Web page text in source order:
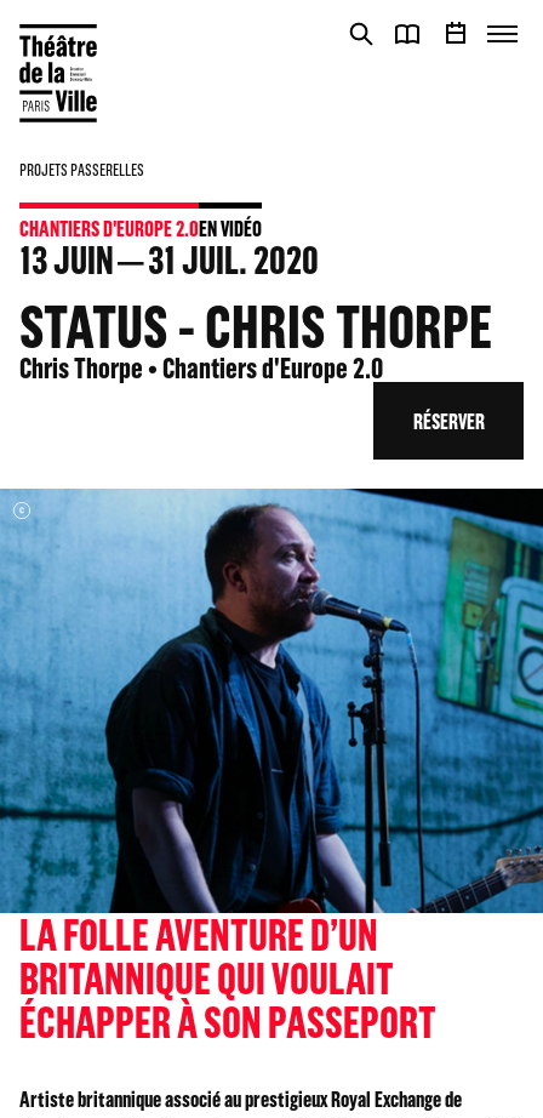
PROJETS PASSERELLES
CHANTIERS D'EUROPE 2.0EN VIDÉO
13JUIN 31JUIL. 2020
STATUS - CHRIS THORPE
Chris Thorpe • Chantiers d'Europe 2.0
RÉSERVER
LA FOLLE AVENTURE D’UN
BRITANNIQUE QUI VOULAIT
ÉCHAPPER À SON PASSEPORT
Artiste britannique associé au prestigieux Royal Exchange de